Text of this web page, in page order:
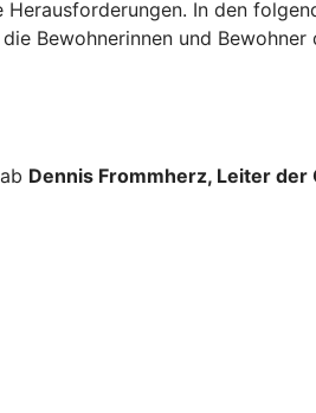
In den
Bewohnerinnen und
Dennis Frommherz, Leiter